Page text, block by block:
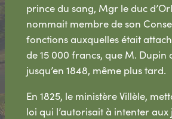
prince du sang, Mgr le duc
nommait membre de son
fonctions auxquelles était
de 15 000 francs, que M. Dupin
jusqu’en 1848, même plus tard.
En 1825, le ministère Villèle,
loi qui l’autorisait à intenter